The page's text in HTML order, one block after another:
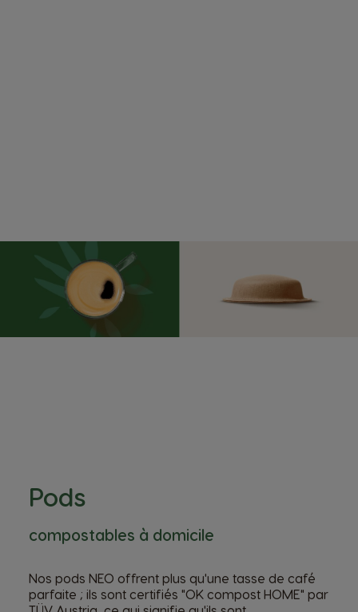
Pods
compostables à domicile
Nos pods NEO offrent plus qu'une tasse de café
parfaite ; ils sont certifiés "OK compost HOME" par